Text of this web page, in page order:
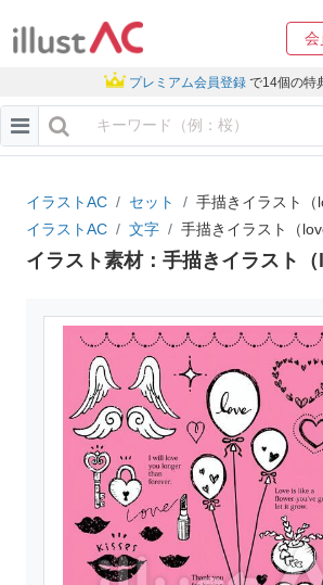
会
プレミアム会員登録 で14個の特
イラストAC セット
手描きイラスト（
イラストAC
文字 手描きイラスト（
イラスト素材：手描きイラスト